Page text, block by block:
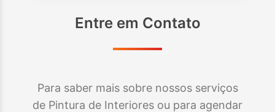
Entre em Contato
Para saber mais sobre nossos serviços
de Pintura de Interiores ou para agendar